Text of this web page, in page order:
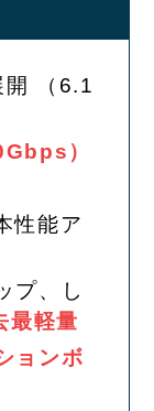
開 （6.1
）
性能ア
プ、し
最軽量
ョンボ